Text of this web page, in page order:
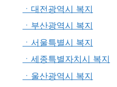
ㆍ대전광역시 복지
ㆍ부산광역시 복지
ㆍ서울특별시 복지
ㆍ세종특별자치시 복지
ㆍ울산광역시 복지